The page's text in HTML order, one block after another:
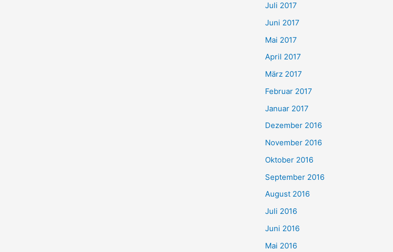
Juli 2017
Juni 2017
Mai 2017
April 2017
März 2017
Februar 2017
Januar 2017
Dezember 2016
November 2016
Oktober 2016
September 2016
August 2016
Juli 2016
Juni 2016
Mai 2016